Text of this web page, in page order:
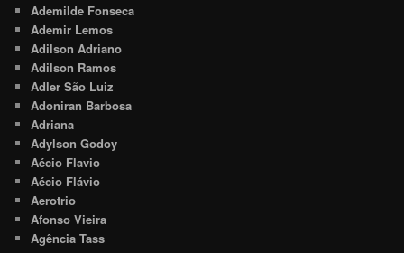
Ademilde Fonseca
Ademir Lemos
Adilson Adriano
Adilson Ramos
Adler São Luiz
Adoniran Barbosa
Adriana
Adylson Godoy
Aécio Flavio
Aécio Flávio
Aerotrio
Afonso Vieira
Agência Tass